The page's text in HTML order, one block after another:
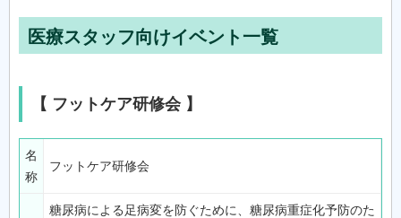
医療スタッフ向けイベント一覧
【 フットケア研修会 】
名
称
フットケア研修会
糖尿病による足病変を防ぐために、糖尿病重症化予防のた